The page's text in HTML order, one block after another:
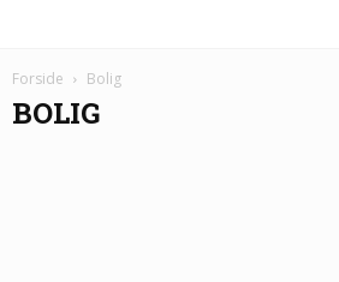
Forside Bolig
BOLIG